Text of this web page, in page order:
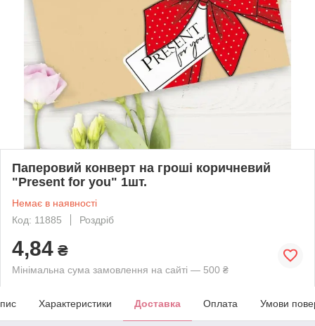
Паперовий конверт на гроші коричневий
"Present for you" 1шт.
Немає в наявності
Код: 11885
Роздріб
4,84 ₴
Мінімальна сума замовлення на сайті — 500 ₴
Характеристики Доставка Оплата Умови